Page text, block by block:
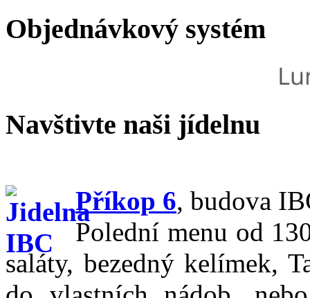
Objednávkový systém
Navštivte naši jídelnu
Příkop 6, budova
Polední menu od
saláty, bezedný kelímek,